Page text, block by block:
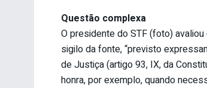
Questão complexa
O presidente do STF (foto)
sigilo da fonte, “previsto
de Justiça (artigo 93, IX, da
honra, por exemplo, quando